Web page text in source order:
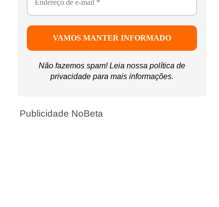
Não fazemos spam! Leia nossa política de
privacidade para mais informações.
Publicidade NoBeta